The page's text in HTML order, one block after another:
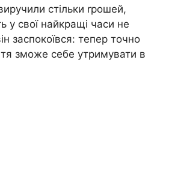
стільки rрошей,
у свої найкращі часи не
заспокоївся: тепер точно
зможе себе утримувати в